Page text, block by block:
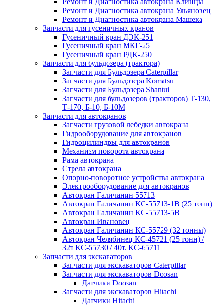
Ремонт и Диагностика автокрана Клинцы
Ремонт и Диагностика автокрана Ульяновец
Ремонт и Диагностика автокрана Машека
Запчасти для гусеничных кранов
Гусеничный кран ДЭК-251
Гусеничный кран МКГ-25
Гусеничный кран РДК-250
Запчасти для бульдозера (трактора)
Запчасти для Бульдозера Caterpillar
Запчасти для Бульдозера Komatsu
Запчасти для Бульдозера Shantui
Запчасти для бульдозеров (тракторов) Т-130,
Т-170, Б-10, Б-10М
Запчасти для автокранов
Запчасти грузовой лебедки автокрана
Гидрооборудование для автокранов
Гидроцилиндры для автокранов
Механизм поворота автокрана
Рама автокрана
Стрела автокрана
Опорно-поворотное устройства автокрана
Электрооборудование для автокранов
Автокран Галичанин 55713
Автокран Галичанин КС-55713-1В (25 тонн)
Автокран Галичанин КС-55713-5В
Автокран Ивановец
Автокран Галичанин КС-55729 (32 тонны)
Автокран Челябинец КС-45721 (25 тонн) /
32т КС-55730 / 40т. КС-65711
Запчасти для экскаваторов
Запчасти для экскаваторов Caterpillar
Запчасти для экскаваторов Doosan
Датчики Doosan
Запчасти для экскаваторов Hitachi
Датчики Hitachi